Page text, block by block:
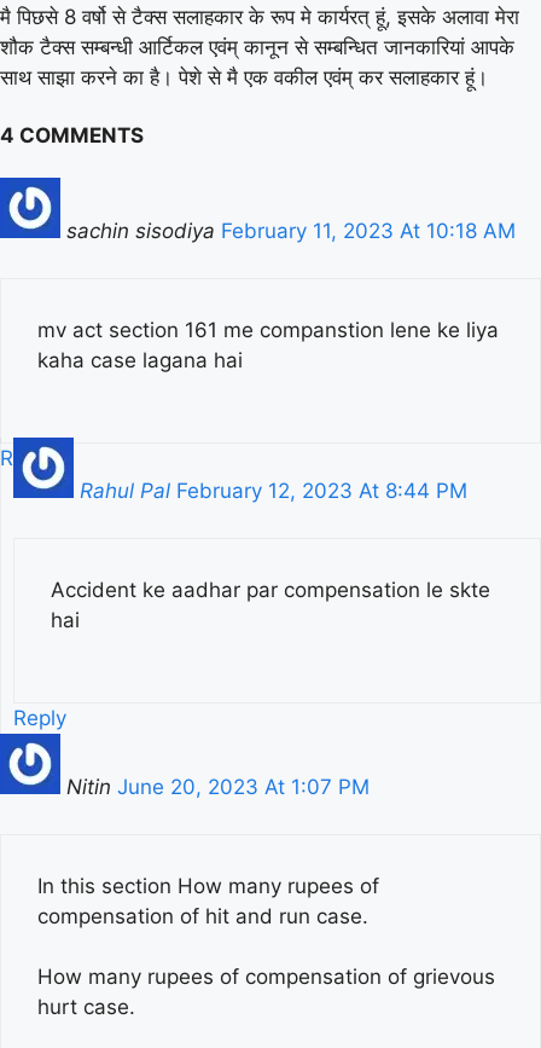
मै पिछसे 8 वर्षो से टैक्स सलाहकार के रूप मे कार्यरत् हूं, इसके अलावा मेरा
शौक टैक्स सम्बन्धी आर्टिकल एवंम् कानून से सम्बन्धित जानकारियां आपके
साथ साझा करने का है। पेशे से मै एक वकील एवंम् कर सलाहकार हूं।
4 COMMENTS
sachin sisodiya February 11, 2023 At 10:18 AM
mv act section 161 me companstion lene ke liya
kaha case lagana hai
Reply
Rahul Pal February 12, 2023 At 8:44 PM
Accident ke aadhar par compensation le skte
hai
Reply
Nitin June 20, 2023 At 1:07 PM
In this section How many rupees of
compensation of hit and run case.
How many rupees of compensation of grievous
hurt case.